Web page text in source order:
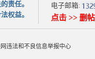
责任。
权益。
电子邮箱:
点击 >> 删
违法和不良信息举报中心